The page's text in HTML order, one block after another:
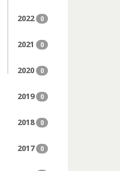
2022 0
2021 0
2020 0
2019 0
2018 0
2017 0